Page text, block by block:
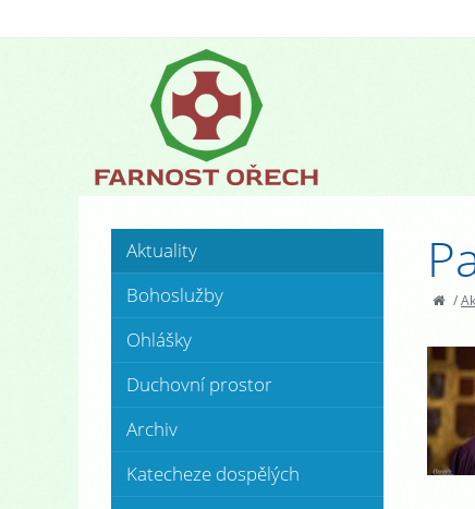
/
Aktuality
Bohoslužby
Ohlášky
Duchovní prostor
Archiv
Katecheze dospělých